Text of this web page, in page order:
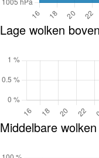
Lage wolken
Middelbare